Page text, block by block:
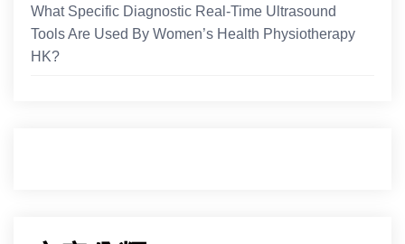
What Specific Diagnostic Real-Time Ultrasound
Tools Are Used By Women’s Health Physiotherapy
HK?